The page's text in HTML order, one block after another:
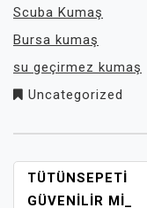
Scuba Kumaş
Bursa kumaş
su geçirmez kumaş
Uncategorized
YAZI
GEZINMESI
TÜTÜNSEPETI
GÜVENILIR MI_